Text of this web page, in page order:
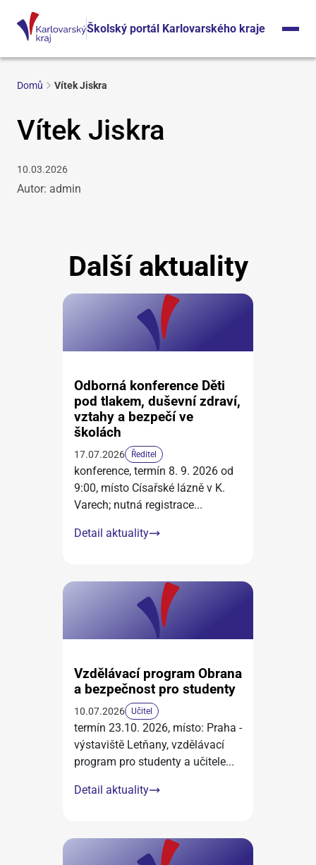
Školský portál Karlovarského kraje
Domů Vítek Jiskra
Vítek Jiskra
10.03.2026
Autor: admin
Další aktuality
Odborná konference Děti
pod tlakem, duševní zdraví,
vztahy a bezpečí ve
školách
17.07.2026 Ředitel
konference, termín 8. 9. 2026 od
9:00, místo Císařské lázně v K.
Varech; nutná registrace...
Detail aktuality
Vzdělávací program Obrana
a bezpečnost pro studenty
10.07.2026 Učitel
termín 23.10. 2026, místo: Praha -
výstaviště Letňany, vzdělávací
program pro studenty a učitele...
Detail aktuality